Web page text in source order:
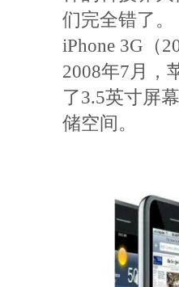
们完全错了。
iPhone 3G（
2008年7月，
了3.5英寸屏
储空间。